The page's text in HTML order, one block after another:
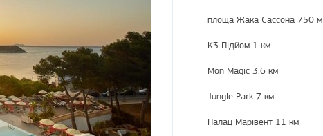
площа Жака Сассона 750 м
K3 Підйом 1 км
Mon Magic 3,6 км
Jungle Park 7 км
Палац Марівент 11 км